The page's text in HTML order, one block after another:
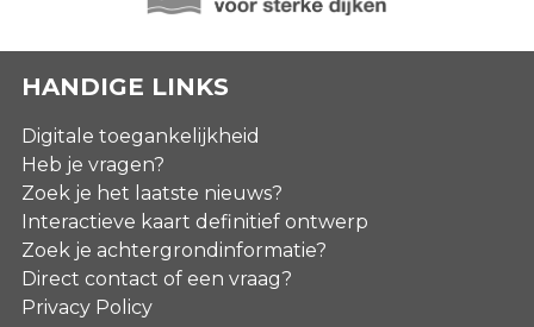
HANDIGE LINKS
Digitale toegankelijkheid
Heb je vragen?
Zoek je het laatste nieuws?
Interactieve kaart definitief ontwerp
Zoek je achtergrondinformatie?
Direct contact of een vraag?
Privacy Policy